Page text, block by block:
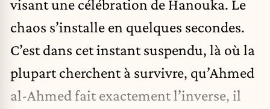
visant une célébration de Hanouka. Le
chaos s’installe en quelques secondes.
C’est dans cet instant suspendu, là où la
plupart cherchent à survivre, qu’Ahmed
al-Ahmed fait exactement l’inverse, il